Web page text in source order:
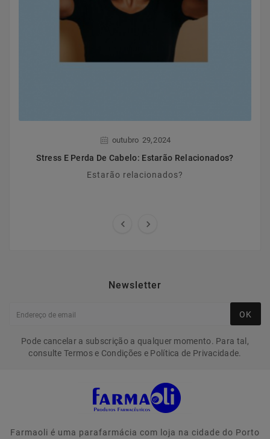
outubro 29, 2024
Stress E Perda De Cabelo: Estarão Relacionados?
Estarão relacionados?
 
Newsletter
OK
Pode cancelar a subscrição a qualquer momento. Para tal,
consulte Termos e Condições e Política de Privacidade.
Farmaoli é uma parafarmácia com loja na cidade do Porto